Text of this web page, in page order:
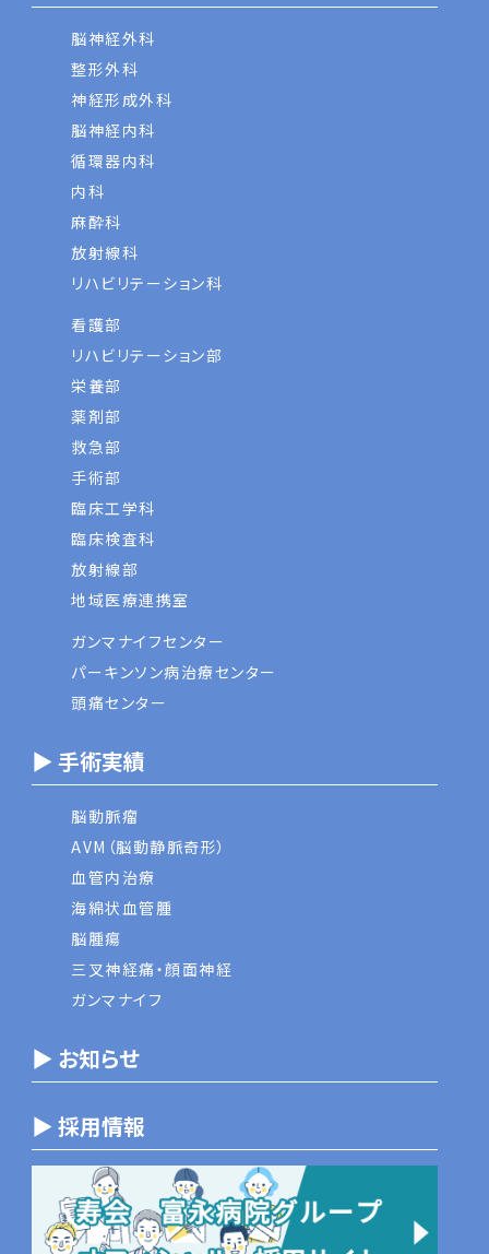
脳神経外科
整形外科
神経形成外科
脳神経内科
循環器内科
内科
麻酔科
放射線科
リハビリテーション科
看護部
リハビリテーション部
栄養部
薬剤部
救急部
手術部
臨床工学科
臨床検査科
放射線部
地域医療連携室
ガンマナイフセンター
パーキンソン病治療センター
頭痛センター
▶ 手術実績
脳動脈瘤
AVM（脳動静脈奇形）
血管内治療
海綿状血管腫
脳腫瘍
三叉神経痛・顔面神経
ガンマナイフ
▶ お知らせ
▶ 採用情報